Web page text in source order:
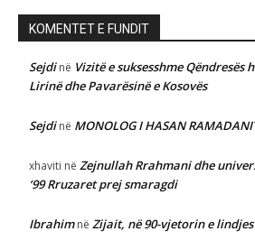
KOMENTET E FUNDIT
Sejdinë Vizitë e suksesshme Qëndresës
Lirinë dhe Pavarësinë e Kosovës
Sejdinë MONOLOG I HASAN
xhaviti në Zejnullah Rrahmani dhe
‘99 Rruzaret prej smaragdi
Ibrahimnë Zijait, në 90-vjetorin e